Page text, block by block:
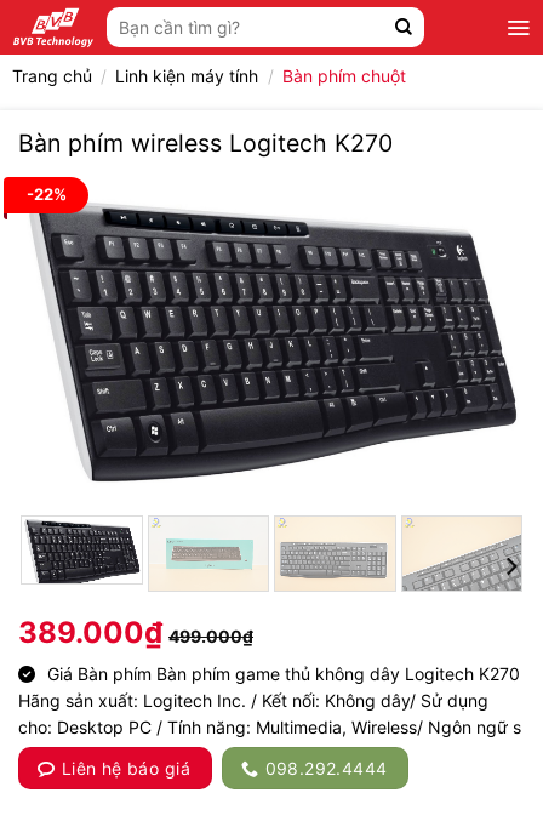
qua
nội
Tìm
kiếm:
Trang chủ / Linh kiện máy tính / Bàn phím chuột
Bàn phím wireless Logitech K270
-22%
389.000₫ 499.000₫
Giá Bàn phím Bàn phím game thủ không dây Logitech K270
Hãng sản xuất: Logitech Inc. / Kết nối: Không dây/ Sử dụng
cho: Desktop PC / Tính năng: Multimedia, Wireless/ Ngôn ngữ s
Liên hệ báo giá
098.292.4444